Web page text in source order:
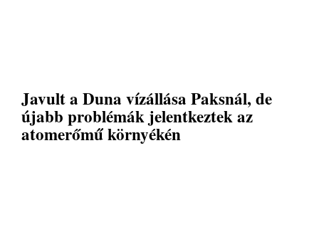
Javult a Duna vízállása Paksnál, de
újabb problémák jelentkeztek az
atomerőmű környékén